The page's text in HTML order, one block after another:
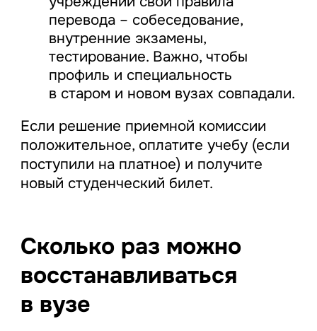
перевода – собеседование,
внутренние экзамены,
тестирование. Важно, чтобы
профиль и специальность
в старом и новом вузах совпадали.
Если решение приемной комиссии
положительное, оплатите учебу (если
поступили на платное) и получите
новый студенческий билет.
Сколько раз можно
восстанавливаться
в вузе